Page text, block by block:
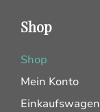
Shop
Shop
Mein Konto
Einkaufswagen